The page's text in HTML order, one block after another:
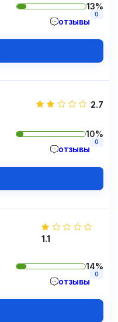
13%
отзывы
0
2.7
10%
отзывы
0
1.1
14%
отзывы
0